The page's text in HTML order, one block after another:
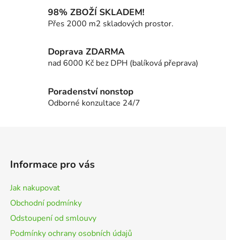
p
r
k
y
v
p
i
98% ZBOŽÍ SKLADEM!
Přes 2000 m2 skladových prostor.
Doprava ZDARMA
nad 6000 Kč bez DPH (balíková přeprava)
Poradenství nonstop
Odborné konzultace 24/7
Informace pro vás
Jak nakupovat
Obchodní podmínky
Odstoupení od smlouvy
Podmínky ochrany osobních údajů